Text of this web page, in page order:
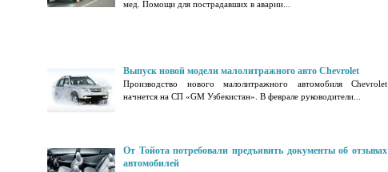
мед. Помощи для пострадавших в аварии...
Выпуск новой модели малолитражного авто Chevrolet
Производство нового малолитражного автомобиля Chevrolet
начнется на СП «GM Узбекистан». В феврале руководители...
От Тойота потребовали предъявить документы об отзывах
автомобилей